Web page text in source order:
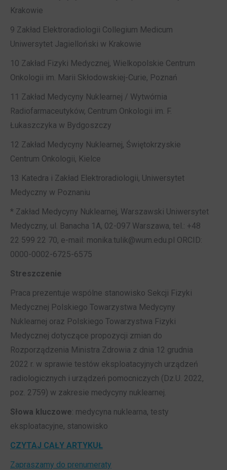
Krakowie
9 Zakład Elektroradiologii Collegium Medicum
Uniwersytet Jagielloński w Krakowie
10 Zakład Fizyki Medycznej, Wielkopolskie Centrum
Onkologii im. Marii Skłodowskiej-Curie, Poznań
11 Zakład Medycyny Nuklearnej / Wytwórnia
Radiofarmaceutyków, Centrum Onkologii im. F.
Łukaszczyka w Bydgoszczy
12 Zakład Medycyny Nuklearnej, Świętokrzyskie
Centrum Onkologii, Kielce
13 Katedra i Zakład Elektroradiologii, Uniwersytet
Medyczny w Poznaniu
* Zakład Medycyny Nuklearnej, Warszawski Uniwersytet
Medyczny, ul. Banacha 1A, 02-097 Warszawa, tel.: +48
22 599 22 70, e-mail: monika.tulik@wum.edu.pl ORCID:
0000-0002-6725-6575
Streszczenie
Praca prezentuje wspólne stanowisko Sekcji Fizyki
Medycznej Polskiego Towarzystwa Medycyny
Nuklearnej oraz Polskiego Towarzystwa Fizyki
Medycznej dotyczące propozycji zmian do
Rozporządzenia Ministra Zdrowia z dnia 12 grudnia
2022 r. w sprawie testów eksploatacyjnych urządzeń
radiologicznych i urządzeń pomocniczych (Dz.U. 2022,
poz. 2759) w zakresie medycyny nuklearnej.
Słowa kluczowe: medycyna nuklearna, testy
eksploatacyjne, stanowisko
CZYTAJ CAŁY ARTYKUŁ
Zapraszamy do prenumeraty